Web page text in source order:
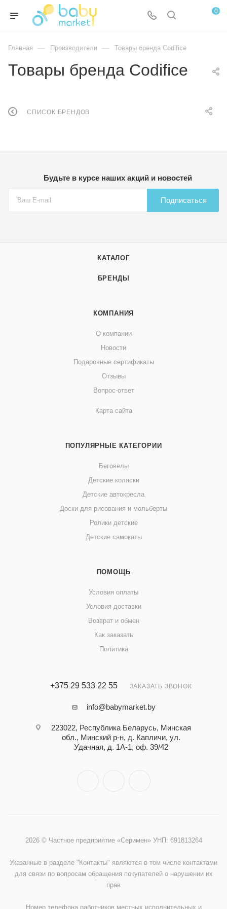
0
Главная — Производители — Товары бренда Codifice
Товары бренда Codifice
СПИСОК БРЕНДОВ
Будьте в курсе наших акций и новостей
Подписаться
КАТАЛОГ
БРЕНДЫ
КОМПАНИЯ
О компании
Новости
Подарочные сертификаты
Отзывы
Вопрос-ответ
Карта сайта
ПОПУЛЯРНЫЕ КАТЕГОРИИ
Беговелы
Детские коляски
Детские автокресла
Доски для рисования и мольберты
Ролики детские
Детские самокаты
ПОМОЩЬ
Условия оплаты
Условия доставки
Возврат и обмен
Как заказать
Политика
+375 29 533 22 55 ЗАКАЗАТЬ ЗВОНОК
info@babymarket.by
223022, Республика Беларусь, Минская
обл., Минский р-н, д. Капличи, ул.
Удачная, д. 1А-1, оф. 39/42
2026 © Частное предприятие «Серимен» УНП: 691813264
Указанные в разделе "Контакты" являются в том числе контактами
для связи по вопросам обращения покупателей о нарушении их
прав
Номер телефона работников местных исполнительных и